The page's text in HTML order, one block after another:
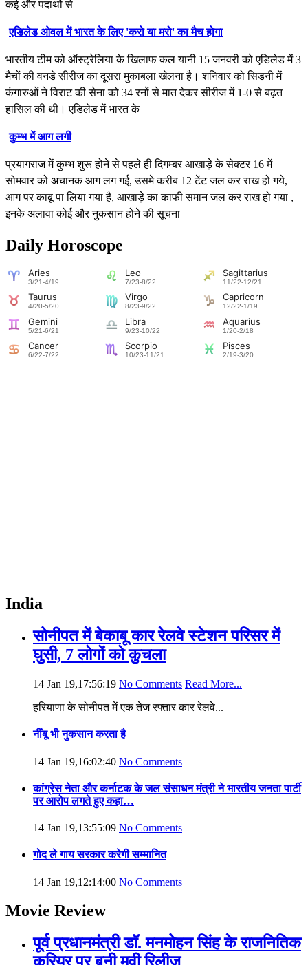
कई और पदार्थो से
एडिलेड ओवल में भारत के लिए 'करो या मरो' का मैच होगा
भारतीय टीम को ऑस्ट्रेलिया के खिलाफ कल यानी 15 जनवरी को एडिलेड में 3
मैचों की वनडे सीरीज का दूसरा मुकाबला खेलना है। शनिवार को सिडनी में
कंगारुओं ने विराट की सेना को 34 रनों से मात देकर सीरीज में 1-0 से बढ़त
हासिल की थी। एडिलेड में भारत के
कुम्भ में आग लगी
प्रयागराज में कुम्भ शुरू होने से पहले ही दिगम्बर आखाड़े के सेक्टर 16 में
सोमवार को अचानक आग लग गई, उसमे करीब 12 टेंट जल कर राख हो गये,
आग पर काबू पा लिया गया है, आखाड़े का काफी समान जल कर राख हो गया ,
इनके अलावा कोई और नुकसान होने की सूचना
Daily Horoscope
India
सोनीपत में बेकाबू कार रेलवे स्टेशन परिसर में
घुसी, 7 लोगों को कुचला
14 Jan 19,17:56:19 No Comments Read More...
हरियाणा के सोनीपत में एक तेज रफ्तार कार रेलवे...
नींबू भी नुकसान करता है
14 Jan 19,16:02:40 No Comments
कांग्रेस नेता और कर्नाटक के जल संसाधन मंत्री ने भारतीय जनता पार्टी
पर आरोप लगते हुए कहा…
14 Jan 19,13:55:09 No Comments
गोद ले गाय सरकार करेगी सम्मानित
14 Jan 19,12:14:00 No Comments
Movie Review
पूर्व प्रधानमंत्री डॉ. मनमोहन सिंह के राजनितिक